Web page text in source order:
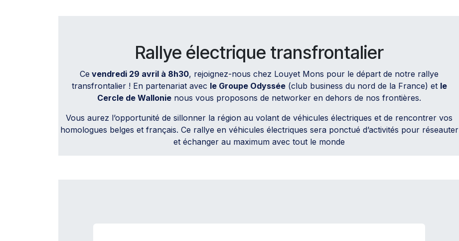
Rallye électrique transfrontalier
Ce vendredi 29 avril à 8h30, rejoignez-nous chez Louyet Mons pour le départ de notre rallye
transfrontalier ! En partenariat avec le Groupe Odyssée(club business du nord de la France) et le
Cercle de Wallonie nous vous proposons de networker en dehors de nos frontières.
Vous aurez l’opportunité de sillonner la région au volant de véhicules électriques et de rencontrer vos
homologues belges et français. Ce rallye en véhicules électriques sera ponctué d’activités pour réseauter
et échanger au maximum avec tout le monde